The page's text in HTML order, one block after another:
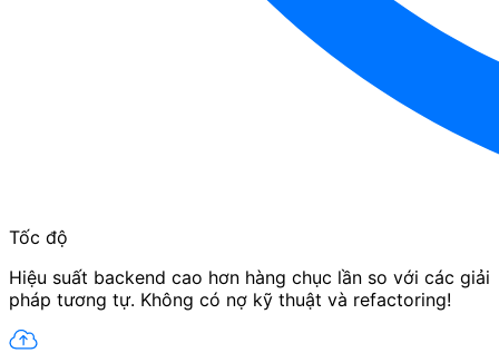
Tốc độ
Hiệu suất backend cao hơn hàng chục lần so với các giải
pháp tương tự. Không có nợ kỹ thuật và refactoring!